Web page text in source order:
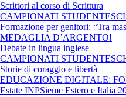
Scrittori al corso di Scrittura
CAMPIONATI
Formazione per genitori: “Tra
MEDAGLIA D’ARGENTO!
Debate in lingua inglese
CAMPIONATI
Storie di coraggio e libertà
EDUCAZIONE DIGITALE:
Estate INPSieme Estero e Italia